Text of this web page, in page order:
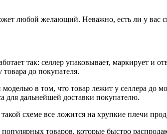
любой желающий. Неважно, есть ли у вас
так: селлер упаковывает, маркирует и
до покупателя.
в том, что товар лежит у селлера до
для дальнейшей доставки покупателю.
схеме все ложится на хрупкие плечи
товаров, которые быстро